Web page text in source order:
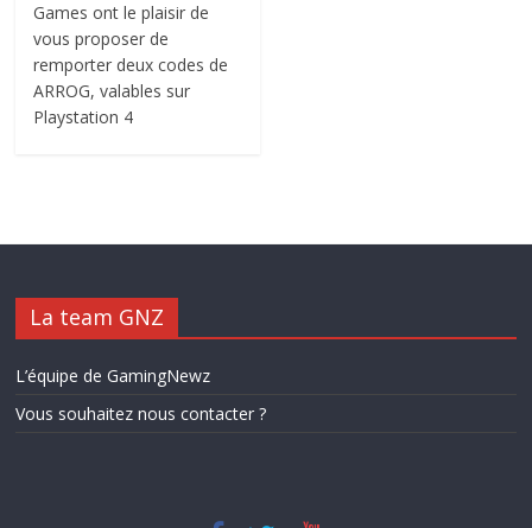
Games ont le plaisir de
vous proposer de
remporter deux codes de
ARROG, valables sur
Playstation 4
La team GNZ
L’équipe de GamingNewz
Vous souhaitez nous contacter ?